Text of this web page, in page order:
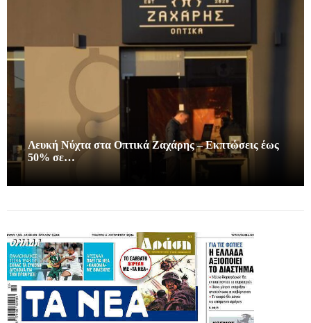
Λευκή Νύχτα στα Οπτικά Ζαχάρης – Εκπτώσεις έως
50% σε…